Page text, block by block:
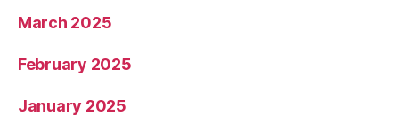
March 2025
February 2025
January 2025